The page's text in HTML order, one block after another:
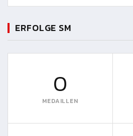
ERFOLGE SM
0
MEDAILLEN